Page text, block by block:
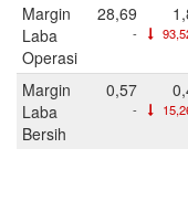
Margin
Laba
Operasi
28,69
-
Margin
Laba
Bersih
0,57
-